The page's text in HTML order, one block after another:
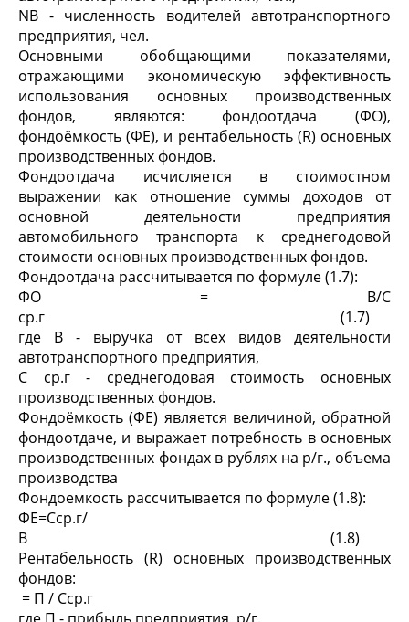
NB - численность водителей автотранспортного
предприятия, чел.
Основными обобщающими показателями,
отражающими экономическую эффективность
использования основных производственных
фондов, являются: фондоотдача (ФО),
фондоёмкость (ФЕ), и рентабельность (R) основных
производственных фондов.
Фондоотдача исчисляется в стоимостном
выражении как отношение суммы доходов от
основной деятельности предприятия
автомобильного транспорта к среднегодовой
стоимости основных производственных фондов.
Фондоотдача рассчитывается по формуле (1.7):
ФО = В/С
ср.г (1.7)
где В - выручка от всех видов деятельности
автотранспортного предприятия,
С ср.г - среднегодовая стоимость основных
производственных фондов.
Фондоёмкость (ФЕ) является величиной, обратной
фондоотдаче, и выражает потребность в основных
производственных фондах в рублях на р/г., объема
производства
Фондоемкость рассчитывается по формуле (1.8):
ФЕ=Сср.г/
В (1.8)
Рентабельность (R) основных производственных
фондов:
= П / Сср.г